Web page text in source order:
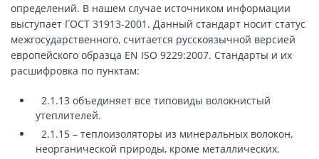
определений. В нашем случае источником информации
выступает ГОСТ 31913-2001. Данный стандарт носит статус
межгосударственного, считается русскоязычной версией
европейского образца EN ISO 9229:2007. Стандарты и их
расшифровка по пунктам:
2.1.13 объединяет все типовиды волокнистый
утеплителей.
2.1.15 – теплоизоляторы из минеральных волокон,
неорганической природы, кроме металлических.